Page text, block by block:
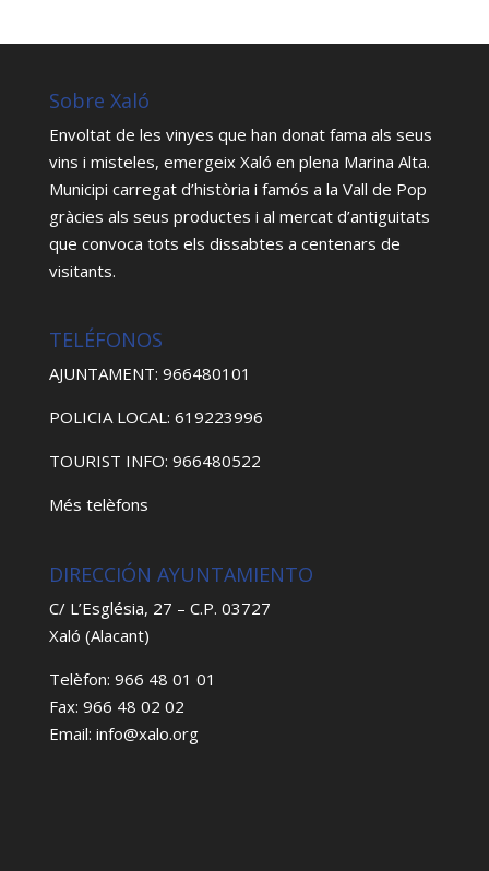
Sobre Xaló
Envoltat de les vinyes que han donat fama als seus
vins i misteles, emergeix Xaló en plena Marina Alta.
Municipi carregat d’història i famós a la Vall de Pop
gràcies als seus productes i al mercat d’antiguitats
que convoca tots els dissabtes a centenars de
visitants.
TELÉFONOS
AJUNTAMENT: 966480101
POLICIA LOCAL: 619223996
TOURIST INFO: 966480522
Més telèfons
DIRECCIÓN AYUNTAMIENTO
C/ L’Església, 27 – C.P. 03727
Xaló (Alacant)
Telèfon: 966 48 01 01
Fax: 966 48 02 02
Email: info@xalo.org